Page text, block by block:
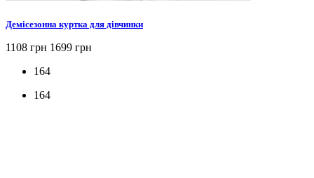
Демісезонна куртка для дівчинки
1108 грн 1699 грн
164
164